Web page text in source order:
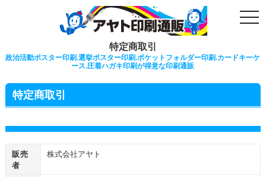
特定商取引
政治活動ポスター印刷.選挙ポスター印刷.ポケットフォルダー印刷.カードキーケ
ース.圧着ハガキ印刷が得意な印刷通販
特定商取引
販売
者
株式会社アヤト